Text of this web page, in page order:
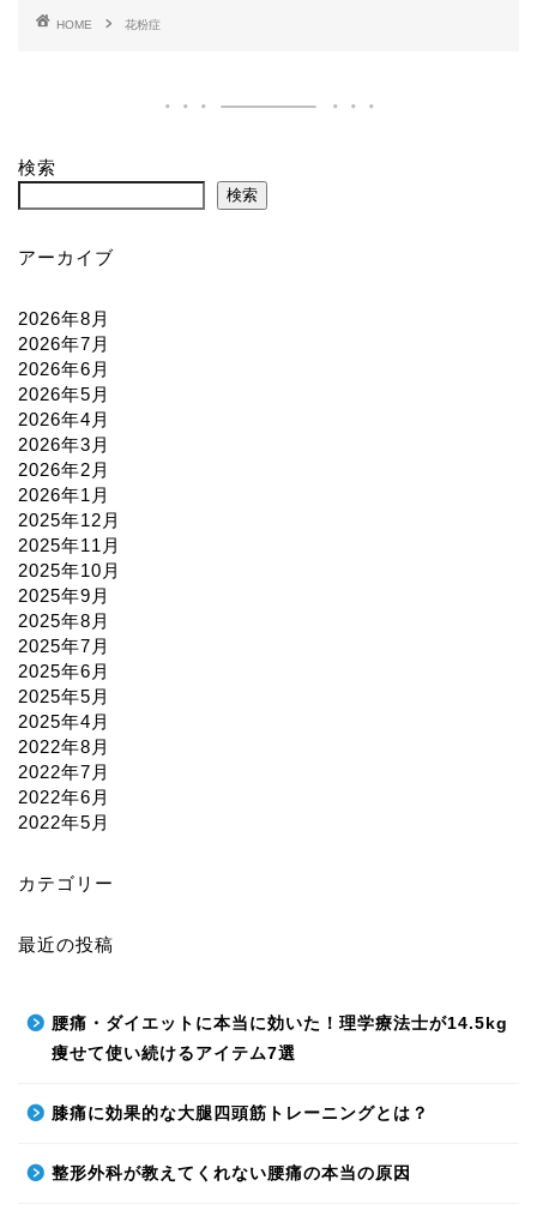
HOME 花粉症
検索
検索
アーカイブ
2026年8月
2026年7月
2026年6月
2026年5月
2026年4月
2026年3月
2026年2月
2026年1月
2025年12月
2025年11月
2025年10月
2025年9月
2025年8月
2025年7月
2025年6月
2025年5月
2025年4月
2022年8月
2022年7月
2022年6月
2022年5月
カテゴリー
最近の投稿
腰痛・ダイエットに本当に効いた！理学療法士が14.5kg
痩せて使い続けるアイテム7選
膝痛に効果的な大腿四頭筋トレーニングとは？
整形外科が教えてくれない腰痛の本当の原因